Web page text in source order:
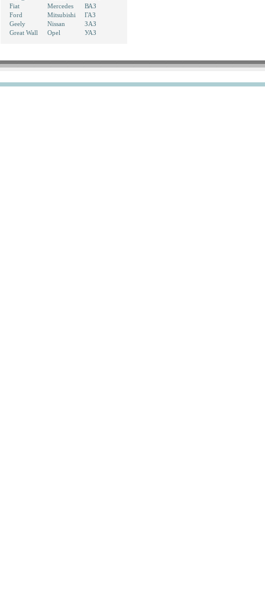
Fiat
Ford
Geely
Great Wall
Mercedes
Mitsubishi
Nissan
Opel
ВАЗ
ГАЗ
ЗАЗ
УАЗ